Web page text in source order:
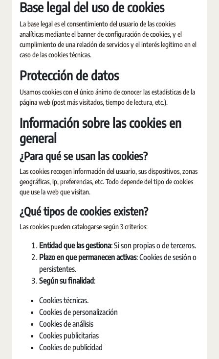
Base legal del uso de cookies
La base legal es el consentimiento del usuario de las cookies
analíticas mediante el banner de configuración de cookies, y el
cumplimiento de una relación de servicios y el interés legítimo en el
caso de las cookies técnicas.
Protección de datos
Usamos cookies con el único ánimo de conocer las estadísticas de la
página web (post más visitados, tiempo de lectura, etc.).
Información sobre las cookies en
general
¿Para qué se usan las cookies?
Las cookies recogen información del usuario, sus dispositivos, zonas
geográficas, ip, preferencias, etc. Todo depende del tipo de cookies
que use la web que visitan.
¿Qué tipos de cookies existen?
Las cookies pueden catalogarse según 3 criterios:
Entidad que las gestiona: Si son propias o de terceros.
Plazo en que permanecen activas: Cookies de sesión o
persistentes.
Según su finalidad:
Cookies técnicas.
Cookies de personalización
Cookies de análisis
Cookies publicitarias
Cookies de publicidad